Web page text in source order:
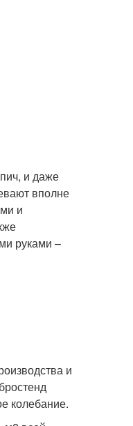
и даже
вполне
и
руками –
и
колебание.